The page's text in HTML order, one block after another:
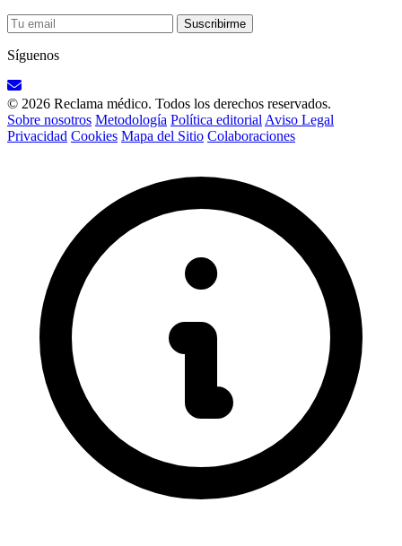
Suscribirme
Síguenos
© 2026 Reclama médico. Todos los derechos reservados.
Sobre nosotros Metodología Política editorial Aviso Legal
Privacidad Cookies Mapa del Sitio Colaboraciones